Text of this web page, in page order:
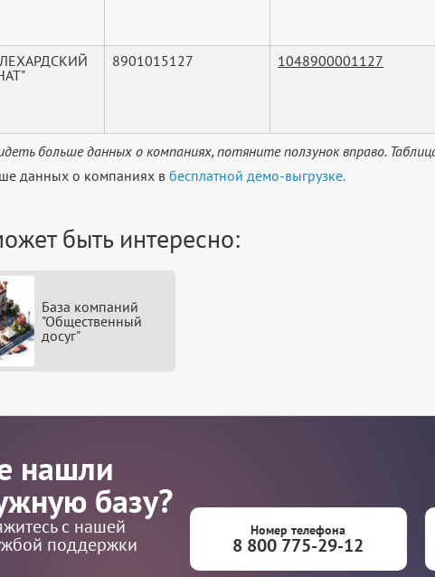
8901015127 1048900001127
больше данных о компаниях, потяните ползунок вправо.
данных о компаниях вбесплатной демо-выгрузке.
быть интересно:
База компаний
"Общественный
досуг"
нашли
базу?
с нашей
поддержки
Номер телефона
8 800 775-29-12